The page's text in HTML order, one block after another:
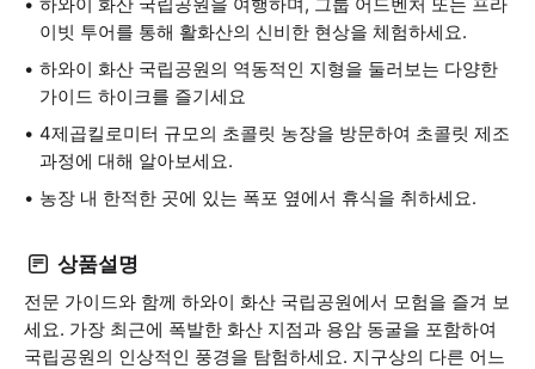
이빗 투어를 통해 활화산의 신비한 현상을 체험하세요.
하와이 화산 국립공원의 역동적인 지형을 둘러보는 다양한
가이드 하이크를 즐기세요
4제곱킬로미터 규모의 초콜릿 농장을 방문하여 초콜릿 제조
과정에 대해 알아보세요.
농장 내 한적한 곳에 있는 폭포 옆에서 휴식을 취하세요.
상품설명
전문 가이드와 함께 하와이 화산 국립공원에서 모험을 즐겨 보
세요. 가장 최근에 폭발한 화산 지점과 용암 동굴을 포함하여
국립공원의 인상적인 풍경을 탐험하세요. 지구상의 다른 어느